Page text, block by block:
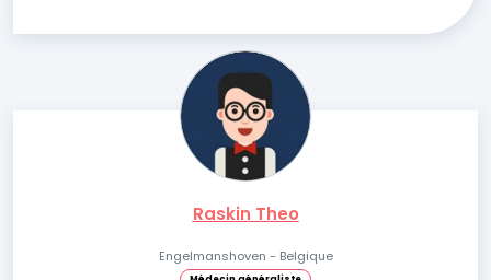
Raskin Theo
Engelmanshoven - Belgique